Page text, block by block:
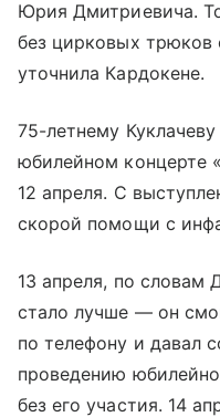
Юрия Дмитриевича.
без цирковых трюков
уточнила Кардокене.
75-летнему
юбилейном концерте
12 апреля. С
скорой помощи с
13 апреля, по словам
стало лучше — он
по телефону и давал
проведению
без его участия. 14